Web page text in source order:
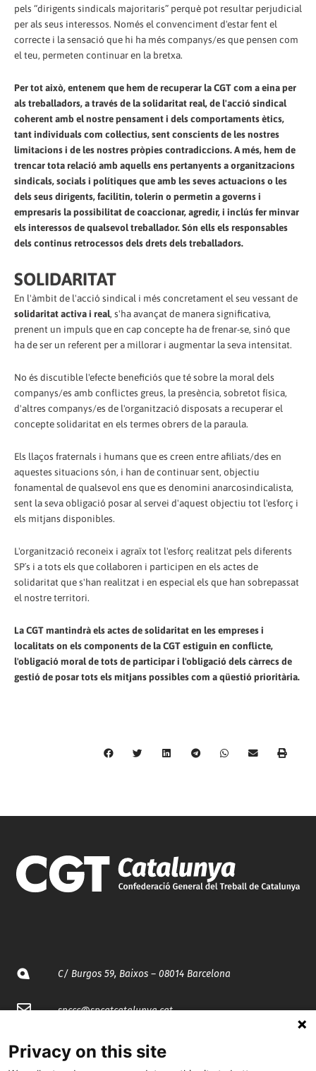
pels “dirigents sindicals majoritaris” perquè pot resultar perjudicial
per als seus interessos. Només el convenciment d'estar fent el
correcte i la sensació que hi ha més companys/es que pensen com
el teu, permeten continuar en la bretxa.
Per tot això, entenem que hem de recuperar la CGT com a eina per
als treballadors, a través de la solidaritat real, de l'acció sindical
coherent amb el nostre pensament i dels comportaments ètics,
tant individuals com col·lectius, sent conscients de les nostres
limitacions i de les nostres pròpies contradiccions. A més, hem de
trencar tota relació amb aquells ens pertanyents a organitzacions
sindicals, socials i polítiques que amb les seves actuacions o les
dels seus dirigents, facilitin, tolerin o permetin a governs i
empresaris la possibilitat de coaccionar, agredir, i inclús fer minvar
els interessos de qualsevol treballador. Són ells els responsables
dels continus retrocessos dels drets dels treballadors.
SOLIDARITAT
En l'àmbit de l'acció sindical i més concretament el seu vessant de
solidaritat activa i real, s'ha avançat de manera significativa,
prenent un impuls que en cap concepte ha de frenar-se, sinó que
ha de ser un referent per a millorar i augmentar la seva intensitat.
No és discutible l'efecte beneficiós que té sobre la moral dels
companys/es amb conflictes greus, la presència, sobretot física,
d'altres companys/es de l'organització disposats a recuperar el
concepte solidaritat en els termes obrers de la paraula.
Els llaços fraternals i humans que es creen entre afiliats/des en
aquestes situacions són, i han de continuar sent, objectiu
fonamental de qualsevol ens que es denomini anarcosindicalista,
sent la seva obligació posar al servei d'aquest objectiu tot l'esforç i
els mitjans disponibles.
L'organització reconeix i agraïx tot l'esforç realitzat pels diferents
SP´s i a tots els que col·laboren i participen en els actes de
solidaritat que s'han realitzat i en especial els que han sobrepassat
el nostre territori.
La CGT mantindrà els actes de solidaritat en les empreses i
localitats on els components de la CGT estiguin en conflicte,
l'obligació moral de tots de participar i l'obligació dels càrrecs de
gestió de posar tots els mitjans possibles com a qüestió prioritària.
C/ Burgos 59, Baixos – 08014 Barcelona
spccc@spcgtcatalunya.cat
Privacy on this site